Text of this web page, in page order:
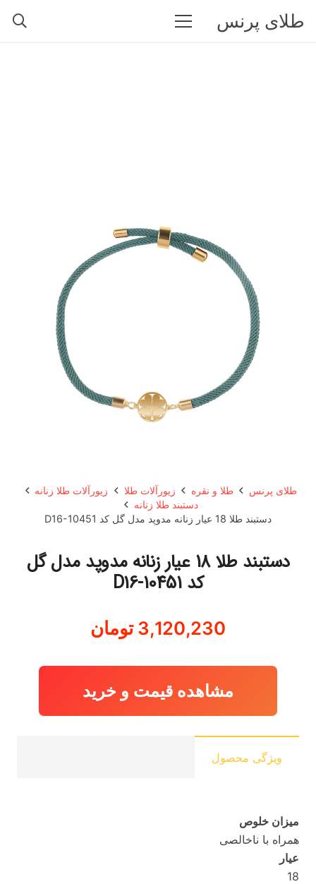
طلای پرنس
طلای پرنس طلا و نقره زیورآلات طلا
زیورآلات طلا زنانه
دستبند طلا زنانه
دستبند طلا 18 عیار زنانه مدوپد مدل گل کد D16-10451
دستبند طلا 18 عیار زنانه مدوپد مدل گل
کد D16-10451
3,120,230 تومان
مشاهده قیمت و خرید
ویژگی محصول
میزان خلوص
همراه با ناخالصی
عیار
18